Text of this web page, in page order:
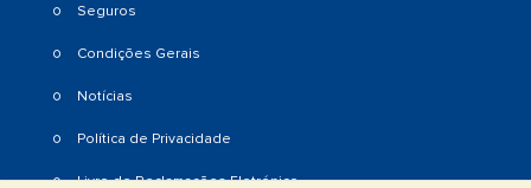
Seguros
Condições Gerais
Notícias
Política de Privacidade
Livro de Reclamações Eletrónico